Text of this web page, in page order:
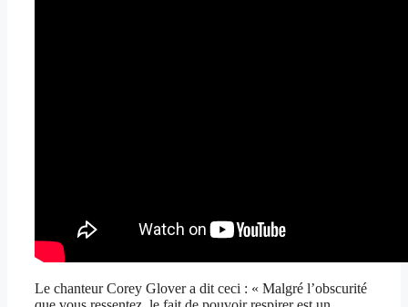
Le chanteur Corey Glover a dit ceci : « Malgré l’obscurité